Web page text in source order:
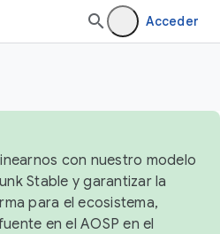
Acceder
con nuestro modelo
Stable y garantizar la
para el ecosistema,
en el AOSP en el